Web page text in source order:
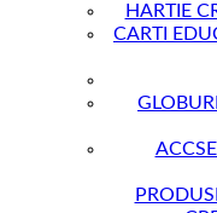
HARTIE
CARTI